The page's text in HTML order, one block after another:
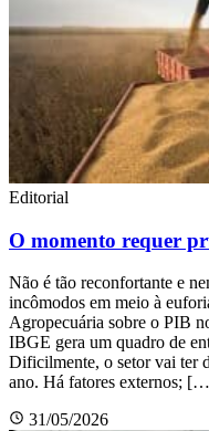
Editorial
O momento requer
Não é tão reconfortante e
incômodos em meio à
Agropecuária sobre o PIB
IBGE gera um quadro de
Dificilmente, o setor vai ter
ano. Há fatores externos;
31/05/2026